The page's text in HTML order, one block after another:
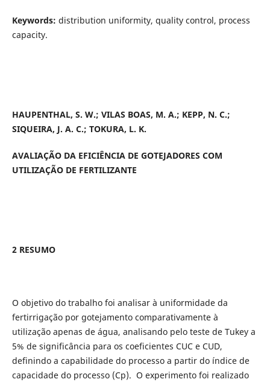
Keywords: distribution uniformity, quality control, process
capacity.
HAUPENTHAL, S. W.; VILAS BOAS, M. A.; KEPP, N. C.;
SIQUEIRA, J. A. C.; TOKURA, L. K.
AVALIAÇÃO DA EFICIÊNCIA DE GOTEJADORES COM
UTILIZAÇÃO DE FERTILIZANTE
2 RESUMO
O objetivo do trabalho foi analisar à uniformidade da
fertirrigação por gotejamento comparativamente à
utilização apenas de água, analisando pelo teste de Tukey a
5% de significância para os coeficientes CUC e CUD,
definindo a capabilidade do processo a partir do índice de
capacidade do processo (Cp). O experimento foi realizado